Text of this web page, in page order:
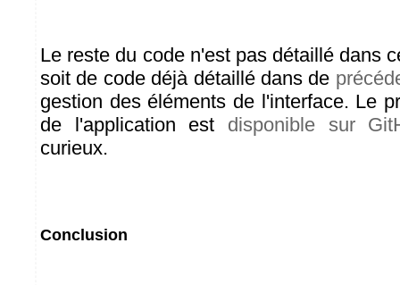
Le reste du code n'est pas détaillé dans
soit de code déjà détaillé dans de
gestion des éléments de l'interface. Le
de l'application est disponible sur
curieux.
Conclusion